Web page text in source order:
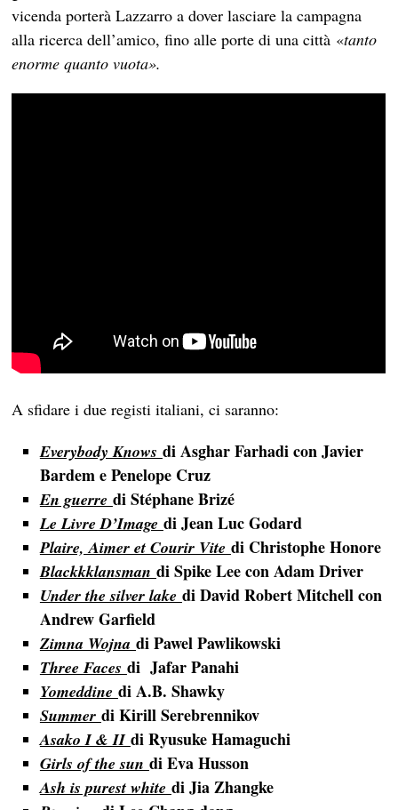
vicenda porterà Lazzarro a dover lasciare la campagna
alla ricerca dell’amico, fino alle porte di una città «tanto
enorme quanto vuota».
A sfidare i due registi italiani, ci saranno:
Everybody Knows di Asghar Farhadi con Javier
Bardem e Penelope Cruz
En guerre di Stéphane Brizé
Le Livre D’Image diJean Luc Godard
Plaire, Aimer et Courir Vite diChristophe Honore
Blackkklansman diSpike LeeconAdam Driver
Under the silver lake di David Robert Mitchell con
Andrew Garfield
Zimna Wojna di Pawel Pawlikowski
Three Faces di Jafar Panahi
Yomeddine di A.B. Shawky
Summer di Kirill Serebrennikov
Asako I & II diRyusuke Hamaguchi
Girls of the sun di Eva Husson
Ash is purest white di Jia Zhangke